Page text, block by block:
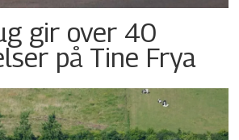
gir over 40
på Tine Frya